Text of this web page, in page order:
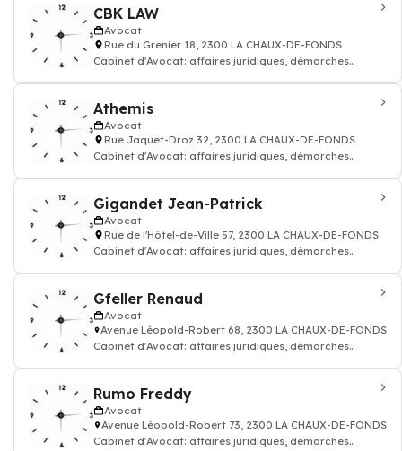
CBK LAW
Avocat
Rue du Grenier 18, 2300 LA CHAUX-DE-FONDS
Cabinet d'Avocat: affaires juridiques, démarches
Athemis
Avocat
Rue Jaquet-Droz 32, 2300 LA CHAUX-DE-FONDS
Cabinet d'Avocat: affaires juridiques, démarches
Gigandet Jean-Patrick
Avocat
Rue de l'Hôtel-de-Ville 57, 2300 LA CHAUX-DE-FONDS
Cabinet d'Avocat: affaires juridiques, démarches
Gfeller Renaud
Avocat
Avenue Léopold-Robert 68, 2300 LA CHAUX-DE-FONDS
Cabinet d'Avocat: affaires juridiques, démarches
Rumo Freddy
Avocat
Avenue Léopold-Robert 73, 2300 LA CHAUX-DE-FONDS
Cabinet d'Avocat: affaires juridiques, démarches